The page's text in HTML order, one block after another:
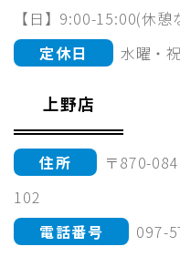
【日】9:00-15:00(休憩
定休日
水曜・
上野店
住所
〒870-
102
電話番号
097-